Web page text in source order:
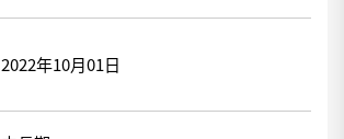
2022年10月01日